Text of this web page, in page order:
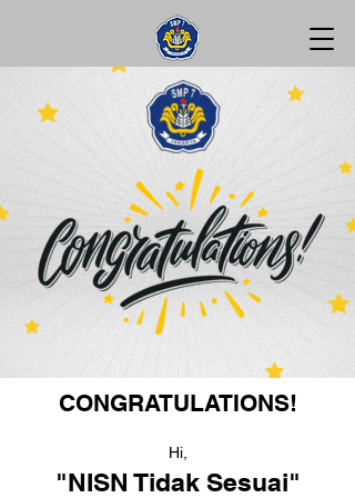
CONGRATULATIONS!
Hi,
"NISN Tidak Sesuai"